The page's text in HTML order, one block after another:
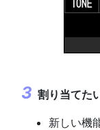
割り当てた
新しい機